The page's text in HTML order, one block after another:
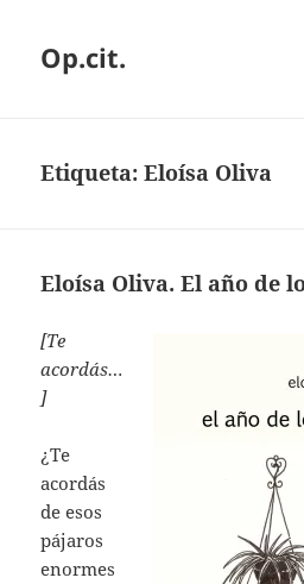
Op.cit.
Etiqueta:Eloísa Oliva
Eloísa Oliva. El año de
[Te
acordás…
]
¿Te
acordás
de esos
pájaros
enormes